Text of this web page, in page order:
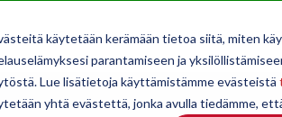
käytetään kerämään tietoa siitä, miten
parantamiseen ja
Lue lisätietoja käyttämistämme evästeistä
yhtä evästettä, jonka avulla tiedämme,
OPPILAITOKSILLE JÄSENYYS